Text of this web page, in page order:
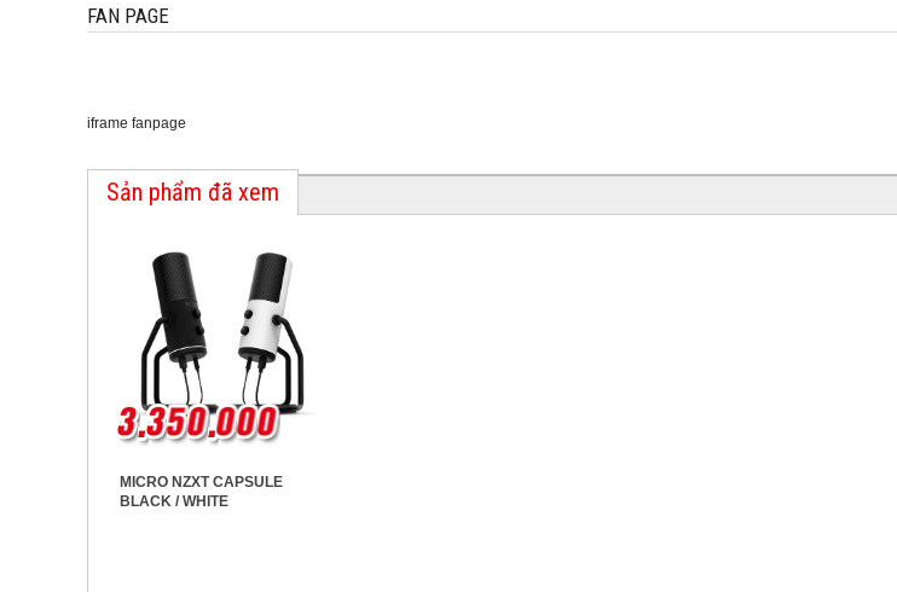
FAN PAGE
iframe fanpage
Sản phẩm đã xem
MICRO NZXT CAPSULE
BLACK / WHITE